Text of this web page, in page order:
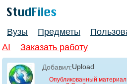
Вузы Предметы
AI
Заказать работу
Добавил:Upload
Опубликованный